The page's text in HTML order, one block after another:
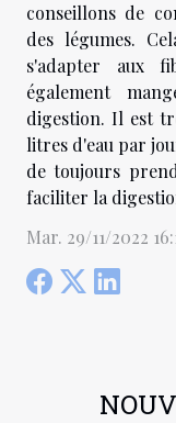
conseillons de
des légumes.
s'adapter aux
également
digestion. Il est
litres d'eau par
de toujours
faciliter la
Mar. 29/11/2022